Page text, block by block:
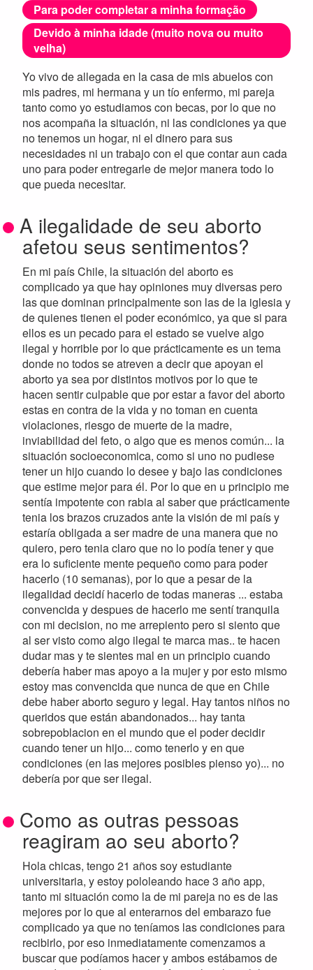
Para poder completar a minha formação
Devido à minha idade (muito nova ou muito
velha)
Yo vivo de allegada en la casa de mis abuelos con
mis padres, mi hermana y un tío enfermo, mi pareja
tanto como yo estudiamos con becas, por lo que no
nos acompaña la situación, ni las condiciones ya que
no tenemos un hogar, ni el dinero para sus
necesidades ni un trabajo con el que contar aun cada
uno para poder entregarle de mejor manera todo lo
que pueda necesitar.
A ilegalidade de seu aborto
afetou seus sentimentos?
En mi país Chile, la situación del aborto es
complicado ya que hay opiniones muy diversas pero
las que dominan principalmente son las de la iglesia y
de quienes tienen el poder económico, ya que si para
ellos es un pecado para el estado se vuelve algo
ilegal y horrible por lo que prácticamente es un tema
donde no todos se atreven a decir que apoyan el
aborto ya sea por distintos motivos por lo que te
hacen sentir culpable que por estar a favor del aborto
estas en contra de la vida y no toman en cuenta
violaciones, riesgo de muerte de la madre,
inviabilidad del feto, o algo que es menos común... la
situación socioeconomica, como si uno no pudiese
tener un hijo cuando lo desee y bajo las condiciones
que estime mejor para él. Por lo que en u principio me
sentía impotente con rabia al saber que prácticamente
tenia los brazos cruzados ante la visión de mi país y
estaría obligada a ser madre de una manera que no
quiero, pero tenia claro que no lo podía tener y que
era lo suficiente mente pequeño como para poder
hacerlo (10 semanas), por lo que a pesar de la
ilegalidad decidí hacerlo de todas maneras ... estaba
convencida y despues de hacerlo me sentí tranquila
con mi decision, no me arrepiento pero si siento que
al ser visto como algo ilegal te marca mas.. te hacen
dudar mas y te sientes mal en un principio cuando
debería haber mas apoyo a la mujer y por esto mismo
estoy mas convencida que nunca de que en Chile
debe haber aborto seguro y legal. Hay tantos niños no
queridos que están abandonados... hay tanta
sobrepoblacion en el mundo que el poder decidir
cuando tener un hijo... como tenerlo y en que
condiciones (en las mejores posibles pienso yo)... no
debería por que ser ilegal.
Como as outras pessoas
reagiram ao seu aborto?
Hola chicas, tengo 21 años soy estudiante
universitaria, y estoy pololeando hace 3 año app,
tanto mi situación como la de mi pareja no es de las
mejores por lo que al enterarnos del embarazo fue
complicado ya que no teníamos las condiciones para
recibirlo, por eso inmediatamente comenzamos a
buscar que podíamos hacer y ambos estábamos de